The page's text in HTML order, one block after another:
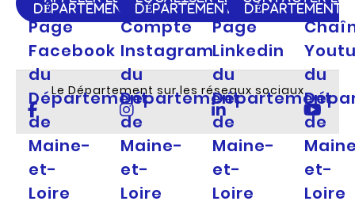
DÉPARTEMENT
DÉPARTEMENT
DÉPARTEMENT
Le Département sur les réseaux sociaux
Page
Facebook
du
Département
de
Maine-
et-
Loire
Compte
Instagram
du
Département
de
Maine-
et-
Loire
Page
Linkedin
du
Département
de
Maine-
et-
Loire
du
de
et-
Loire